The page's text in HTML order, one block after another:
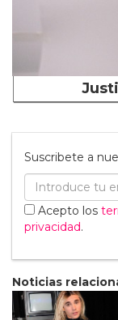
Suscribete a
Acepto los
privacidad.
Noticias